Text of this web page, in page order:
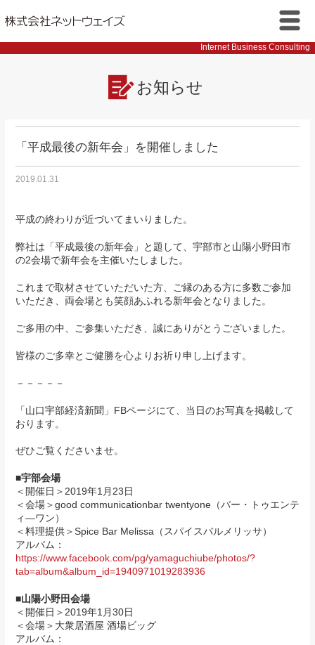
メニ
ュー
Internet Business Consulting
お知らせ
「平成最後の新年会」を開催しました
2019.01.31
平成の終わりが近づいてまいりました。
弊社は「平成最後の新年会」と題して、宇部市と山陽小野田市
の2会場で新年会を主催いたしました。
これまで取材させていただいた方、ご縁のある方に多数ご参加
いただき、両会場とも笑顔あふれる新年会となりました。
ご多用の中、ご参集いただき、誠にありがとうございました。
皆様のご多幸とご健勝を心よりお祈り申し上げます。
－－－－－
「山口宇部経済新聞」FBページにて、当日のお写真を掲載して
おります。
ぜひご覧くださいませ。
■宇部会場
＜開催日＞2019年1月23日
＜会場＞good communicationbar twentyone（バー・トゥエンテ
ィ―ワン）
＜料理提供＞Spice Bar Melissa（スパイスバルメリッサ）
アルバム：
https://www.facebook.com/pg/yamaguchiube/photos/?
tab=album&album_id=1940971019283936
■山陽小野田会場
＜開催日＞2019年1月30日
＜会場＞大衆居酒屋 酒場ビッグ
アルバム：